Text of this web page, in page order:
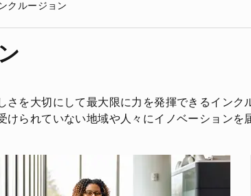
クルージョン
さを大切にして最大限に力を発揮できるイン
けられていない地域や人々にイノベーションを